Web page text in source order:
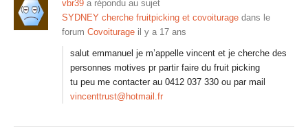
vbr39 a répondu au sujet
SYDNEY cherche fruitpicking et covoiturage dans le
forum Covoiturage il y a 17 ans
salut emmanuel je m’appelle vincent et je cherche des
personnes motives pr partir faire du fruit picking
tu peu me contacter au 0412 037 330 ou par mail
vincenttrust@hotmail.fr